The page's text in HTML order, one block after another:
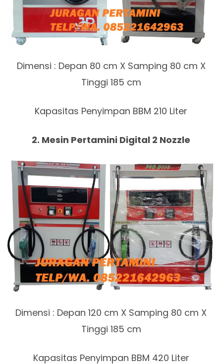
Dimensi : Depan 80 cm X Samping 80 cm X
Tinggi 185 cm
Kapasitas Penyimpan BBM 210 Liter
2. Mesin Pertamini Digital 2 Nozzle
Dimensi : Depan 120 cm X Samping 80 cm X
Tinggi 185 cm
Kapasitas Penyimpan BBM 420 Liter